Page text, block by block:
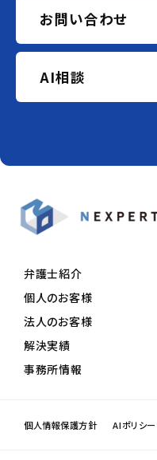
お問い合わせ
AI相談
弁護士紹介
個人のお客様
法人のお客様
解決実績
事務所情報
個人情報保護方針 AIポリシー